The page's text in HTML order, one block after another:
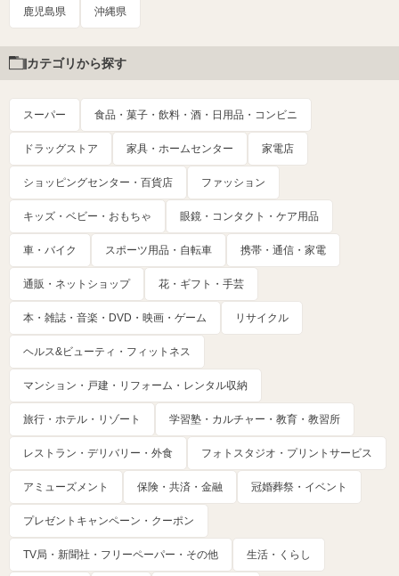
鹿児島県 沖縄県
カテゴリから探す
スーパー 食品・菓子・飲料・酒・日用品・コンビニ
ドラッグストア 家具・ホームセンター 家電店
ショッピングセンター・百貨店 ファッション
キッズ・ベビー・おもちゃ 眼鏡・コンタクト・ケア用品
車・バイク スポーツ用品・自転車 携帯・通信・家電
通販・ネットショップ 花・ギフト・手芸
本・雑誌・音楽・DVD・映画・ゲーム リサイクル
ヘルス&ビューティ・フィットネス
マンション・戸建・リフォーム・レンタル収納
旅行・ホテル・リゾート 学習塾・カルチャー・教育・教習所
レストラン・デリバリー・外食 フォトスタジオ・プリントサービス
アミューズメント 保険・共済・金融 冠婚葬祭・イベント
プレゼントキャンペーン・クーポン
TV局・新聞社・フリーペーパー・その他 生活・くらし